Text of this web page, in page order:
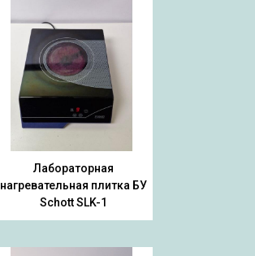
Лабораторная
нагревательная плитка БУ
Schott SLK-1